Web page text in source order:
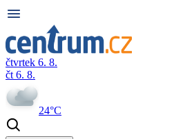
čtvrtek 6. 8.
čt 6. 8.
24°C